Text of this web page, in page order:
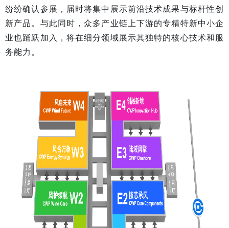
纷纷确认参展，届时将集中展示前沿技术成果与标杆性创
新产品。与此同时，众多产业链上下游的专精特新中小企
业也踊跃加入，将在细分领域展示其独特的核心技术和服
务能力。